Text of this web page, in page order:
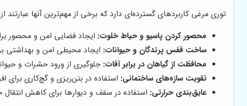
توری مرغی کاربردهای گسترده‌ای دارد که برخی از مهم‌ترین آنها عبارتند از:
محصور کردن پاسیو و حیاط خلوت: ایجاد فضایی امن و محصور
ساخت قفس پرندگان و حیوانات: ایجاد محیطی امن و بهداشتی
محافظت از گیاهان در برابر آفات: جلوگیری از ورود حشرات و
تقویت سازه‌های ساختمانی: استفاده در بتن‌ریزی و گچ‌کاری برای
عایق‌بندی حرارتی: استفاده در سقف و دیوارها برای کاهش